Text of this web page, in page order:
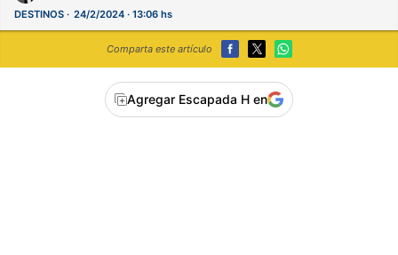
DESTINOS
24/2/2024 · 13:06 hs
Comparta este artículo
Agregar Escapada H en